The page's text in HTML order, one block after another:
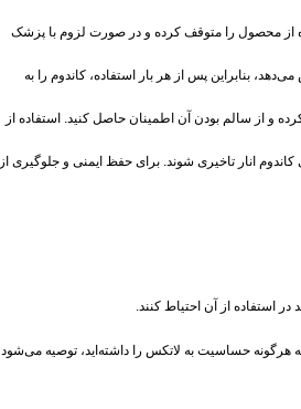
از محصول را متوقف کرده و در صورت لزوم با پزشک
بنابراین پس از هر بار استفاده، کاندوم را به
بار استفاده، به بسته‌بندی دقت کرده و از سالم بودن آن اطمینان حاصل کنید. استفاده از
انار تاخیری شوند. برای حفظ ایمنی و جلوگیری از
استفاده از آن احتیاط کنند.
حساسیت به لاتکس را داشته‌اید، توصیه می‌شود